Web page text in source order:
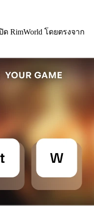
ด RimWorld โดยตรงจาก